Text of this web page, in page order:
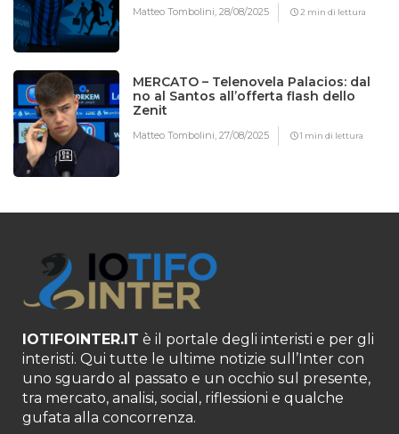
Matteo Tombolini,28/08/2025 2 min di lettura
MERCATO – Telenovela Palacios: dal
no al Santos all’offerta flash dello
Zenit
Matteo Tombolini,27/08/2025 1 min di lettura
IOTIFOINTER.IT è il portale degli interisti e per gli
interisti. Qui tutte le ultime notizie sull’Inter con
uno sguardo al passato e un occhio sul presente,
tra mercato, analisi, social, riflessioni e qualche
gufata alla concorrenza.